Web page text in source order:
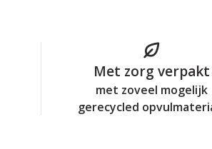
Met zorg verpakt
met zoveel mogelijk
gerecycled